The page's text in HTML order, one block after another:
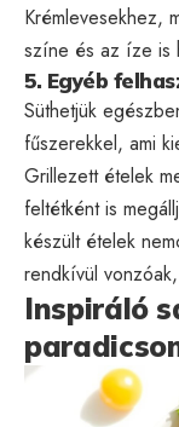
Krémlevesekhez,
színe és az íze is
5. Egyéb
Süthetjük
fűszerekkel, ami
Grillezett ételek
feltétként is
készült ételek
rendkívül
Inspiráló